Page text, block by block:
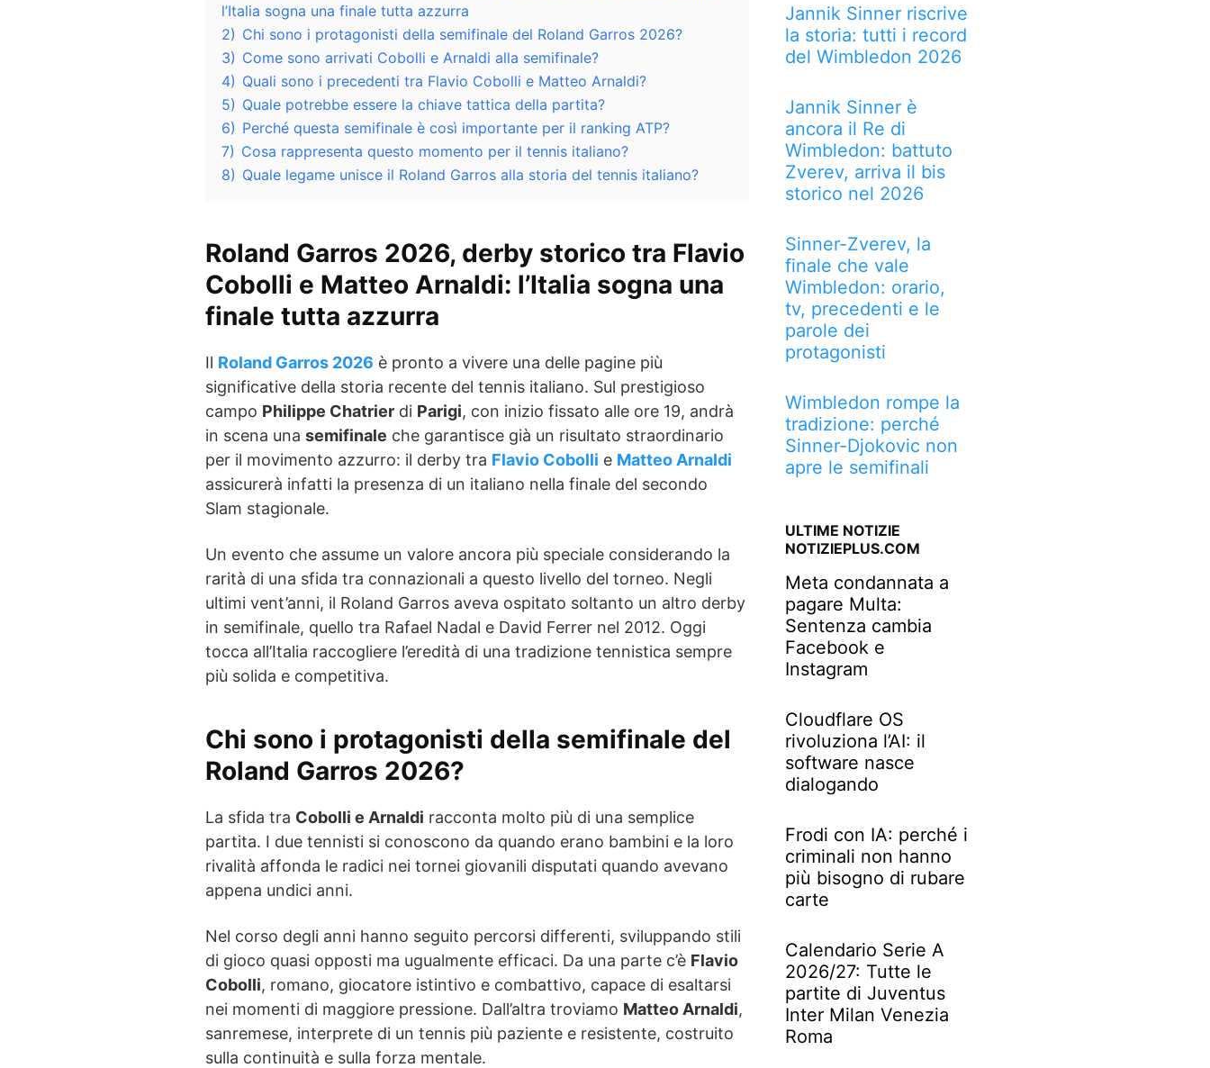
l’Italia sogna una finale tutta azzurra
2) Chi sono i protagonisti della semifinale del Roland Garros 2026?
3) Come sono arrivati Cobolli e Arnaldi alla semifinale?
4) Quali sono i precedenti tra Flavio Cobolli e Matteo Arnaldi?
5) Quale potrebbe essere la chiave tattica della partita?
6) Perché questa semifinale è così importante per il ranking ATP?
7) Cosa rappresenta questo momento per il tennis italiano?
8) Quale legame unisce il Roland Garros alla storia del tennis italiano?
Roland Garros 2026, derby storico tra Flavio
Cobolli e Matteo Arnaldi: l’Italia sogna una
finale tutta azzurra
Il Roland Garros 2026 è pronto a vivere una delle pagine più
significative della storia recente del tennis italiano. Sul prestigioso
campo Philippe Chatrier di Parigi, con inizio fissato alle ore 19, andrà
in scena una semifinale che garantisce già un risultato straordinario
per il movimento azzurro: il derby tra Flavio Cobolli e Matteo Arnaldi
assicurerà infatti la presenza di un italiano nella finale del secondo
Slam stagionale.
Un evento che assume un valore ancora più speciale considerando la
rarità di una sfida tra connazionali a questo livello del torneo. Negli
ultimi vent’anni, il Roland Garros aveva ospitato soltanto un altro derby
in semifinale, quello tra Rafael Nadal e David Ferrer nel 2012. Oggi
tocca all’Italia raccogliere l’eredità di una tradizione tennistica sempre
più solida e competitiva.
Chi sono i protagonisti della semifinale del
Roland Garros 2026?
La sfida tra Cobolli e Arnaldi racconta molto più di una semplice
partita. I due tennisti si conoscono da quando erano bambini e la loro
rivalità affonda le radici nei tornei giovanili disputati quando avevano
appena undici anni.
Nel corso degli anni hanno seguito percorsi differenti, sviluppando stili
di gioco quasi opposti ma ugualmente efficaci. Da una parte c’è Flavio
Cobolli, romano, giocatore istintivo e combattivo, capace di esaltarsi
nei momenti di maggiore pressione. Dall’altra troviamo Matteo Arnaldi,
sanremese, interprete di un tennis più paziente e resistente, costruito
sulla continuità e sulla forza mentale.
Jannik Sinner riscrive
la storia: tutti i record
del Wimbledon 2026
Jannik Sinner è
ancora il Re di
Wimbledon: battuto
Zverev, arriva il bis
storico nel 2026
Sinner-Zverev, la
finale che vale
Wimbledon: orario,
tv, precedenti e le
parole dei
protagonisti
Wimbledon rompe la
tradizione: perché
Sinner-Djokovic non
apre le semifinali
ULTIME NOTIZIE
NOTIZIEPLUS.COM
Meta condannata a
pagare Multa:
Sentenza cambia
Facebook e
Instagram
Cloudflare OS
rivoluziona l’AI: il
software nasce
dialogando
Frodi con IA: perché i
criminali non hanno
più bisogno di rubare
carte
Calendario Serie A
2026/27: Tutte le
partite di Juventus
Inter Milan Venezia
Roma